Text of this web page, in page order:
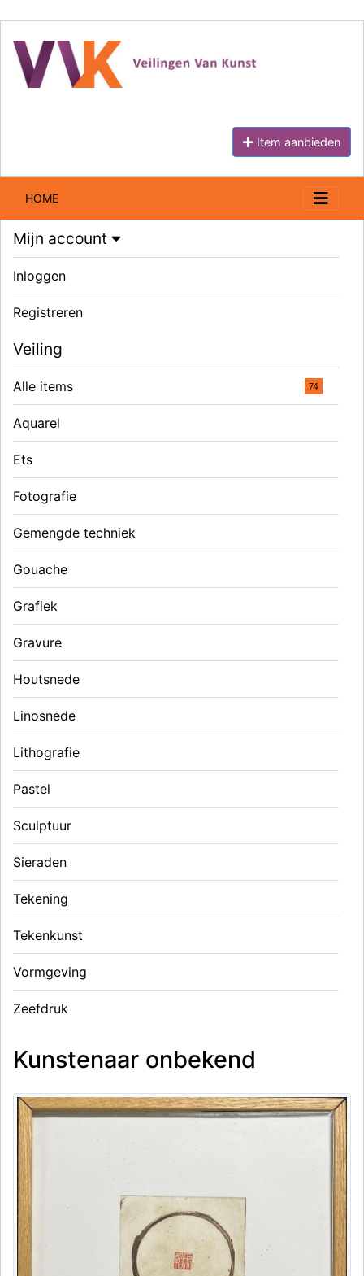
Item aanbieden
HOME
Mijn account
Inloggen
Registreren
Veiling
Alle items 74
Aquarel
Ets
Fotografie
Gemengde techniek
Gouache
Grafiek
Gravure
Houtsnede
Linosnede
Lithografie
Pastel
Sculptuur
Sieraden
Tekening
Tekenkunst
Vormgeving
Zeefdruk
Kunstenaar onbekend